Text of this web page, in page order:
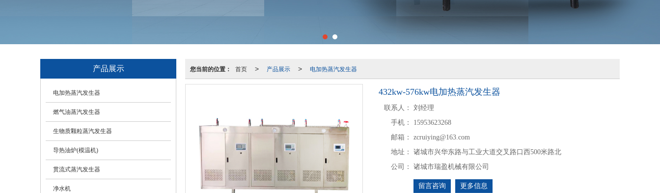
您当前的位置： 首页 > 产品展示 > 电加热蒸汽发生器
432kw-576kw电加热蒸汽发生器
联系人：
刘经理
手机：
15953623268
邮箱：
zcruiying@163.com
地址：
诸城市兴华东路与工业大道交叉路口西500米路北
公司：
诸城市瑞盈机械有限公司
留言咨询 更多信息
产品展示
电加热蒸汽发生器
燃气油蒸汽发生器
生物质颗粒蒸汽发生器
导热油炉(模温机)
贯流式蒸汽发生器
净水机